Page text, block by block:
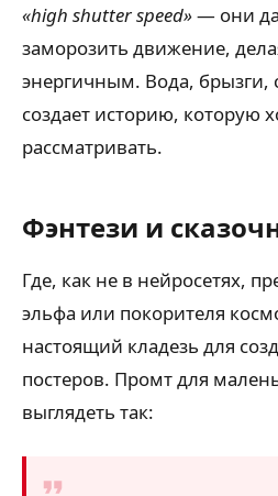
«high shutter speed»— они
заморозить движение,
энергичным. Вода, брызги,
создает историю, которую
рассматривать.
Фэнтези и
Где, как не в нейросетях,
эльфа или покорителя
настоящий кладезь для
постеров. Промт для
выглядеть так: